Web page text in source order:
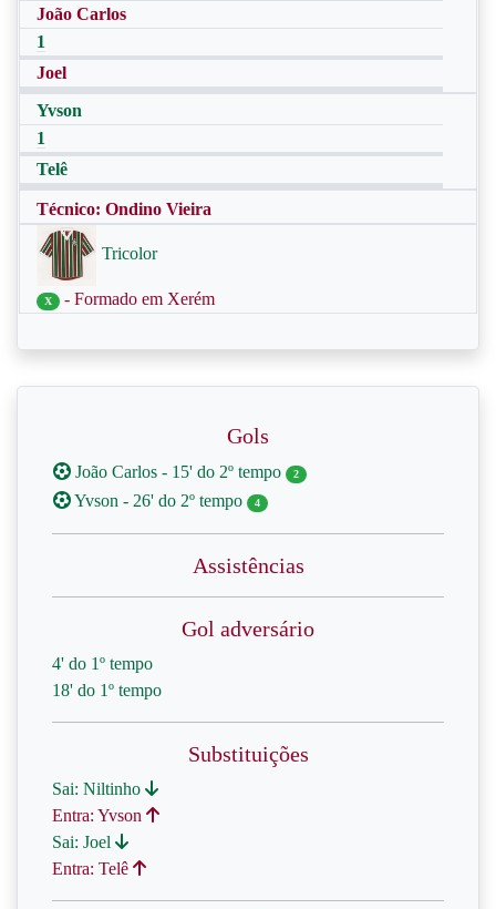
João Carlos
1
Joel
Yvson
1
Telê
Técnico: Ondino Vieira
Tricolor
X - Formado em Xerém
Gols
João Carlos - 15' do 2º tempo 2
Yvson - 26' do 2º tempo 4
Assistências
Gol adversário
4' do 1º tempo
18' do 1º tempo
Substituições
Sai: Niltinho
Entra: Yvson
Sai: Joel
Entra: Telê